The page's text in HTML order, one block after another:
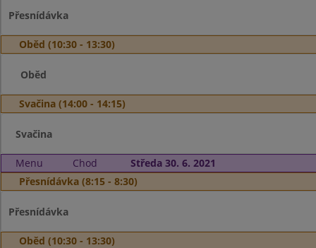
Přesnídávka
Oběd (10:30 - 13:30)
Oběd
Svačina (14:00 - 14:15)
Svačina
Menu Chod
Středa 30. 6. 2021
Přesnídávka (8:15 - 8:30)
Přesnídávka
Oběd (10:30 - 13:30)